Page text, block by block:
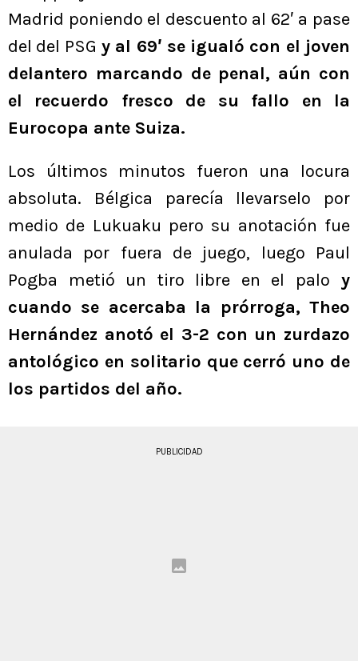
Madrid poniendo el descuento al 62′ a pase
del del PSG y al 69′ se igualó con el joven
delantero marcando de penal, aún con
el recuerdo fresco de su fallo en la
Eurocopa ante Suiza.
Los últimos minutos fueron una locura
absoluta. Bélgica parecía llevarselo por
medio de Lukuaku pero su anotación fue
anulada por fuera de juego, luego Paul
Pogba metió un tiro libre en el palo y
cuando se acercaba la prórroga, Theo
Hernández anotó el 3-2 con un zurdazo
antológico en solitario que cerró uno de
los partidos del año.
PUBLICIDAD